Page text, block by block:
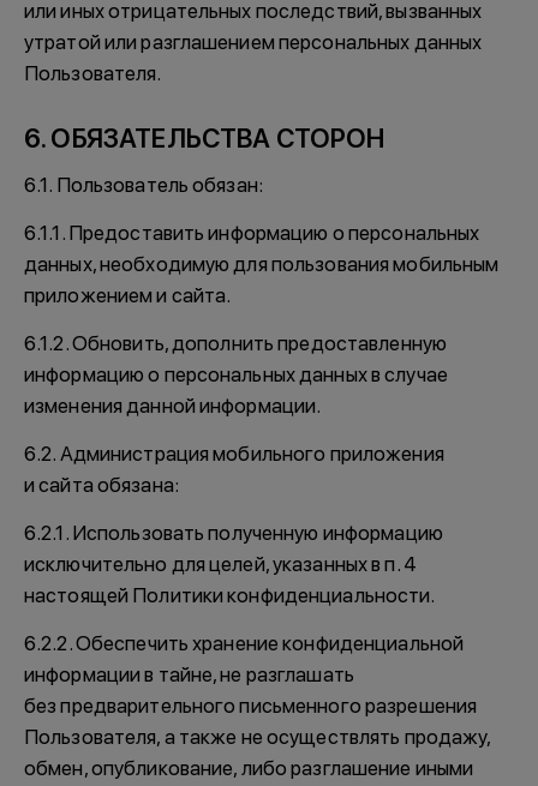
или иных отрицательных последствий, вызванных
утратой или разглашением персональных данных
Пользователя.
6. ОБЯЗАТЕЛЬСТВА СТОРОН
6.1. Пользователь обязан:
6.1.1. Предоставить информацию о персональных
данных, необходимую для пользования мобильным
приложением и сайта.
6.1.2. Обновить, дополнить предоставленную
информацию о персональных данных в случае
изменения данной информации.
6.2. Администрация мобильного приложения
и сайта обязана:
6.2.1. Использовать полученную информацию
исключительно для целей, указанных в п. 4
настоящей Политики конфиденциальности.
6.2.2. Обеспечить хранение конфиденциальной
информации в тайне, не разглашать
без предварительного письменного разрешения
Пользователя, а также не осуществлять продажу,
обмен, опубликование, либо разглашение иными